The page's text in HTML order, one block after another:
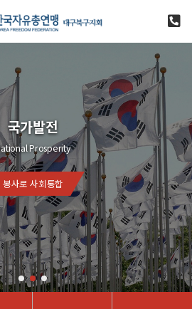
국가발전
Prosperity
봉사로 사회통합